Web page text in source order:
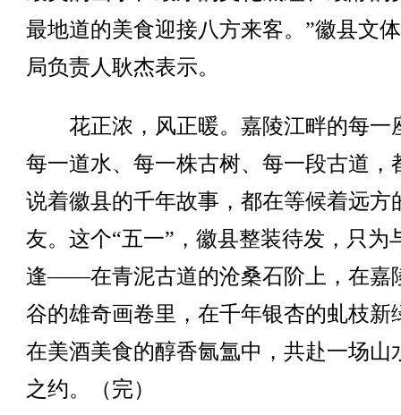
最地道的美食迎接八方来客。”徽县文
局负责人耿杰表示。
花正浓，风正暖。嘉陵江畔的每一
每一道水、每一株古树、每一段古道，
说着徽县的千年故事，都在等候着远方
友。这个“五一”，徽县整装待发，只为
逢——在青泥古道的沧桑石阶上，在嘉
谷的雄奇画卷里，在千年银杏的虬枝新
在美酒美食的醇香氤氲中，共赴一场山
之约。（完）